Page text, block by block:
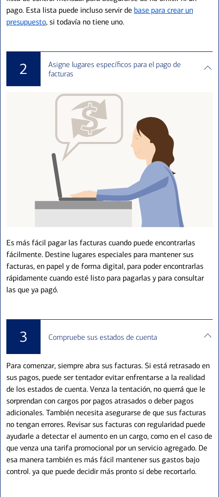
pago. Esta lista puede incluso servir de base para crear un
presupuesto, si todavía no tiene uno.
2
Asigne lugares específicos para el pago de
facturas
Es más fácil pagar las facturas cuando puede encontrarlas
fácilmente. Destine lugares especiales para mantener sus
facturas, en papel y de forma digital, para poder encontrarlas
rápidamente cuando esté listo para pagarlas y para consultar
las que ya pagó.
3 Compruebe sus estados de cuenta
Para comenzar, siempre abra sus facturas. Si está retrasado en
sus pagos, puede ser tentador evitar enfrentarse a la realidad
de los estados de cuenta. Venza la tentación, no querrá que le
sorprendan con cargos por pagos atrasados o deber pagos
adicionales. También necesita asegurarse de que sus facturas
no tengan errores. Revisar sus facturas con regularidad puede
ayudarle a detectar el aumento en un cargo, como en el caso de
que venza una tarifa promocional por un servicio agregado. De
esa manera también es más fácil mantener sus gastos bajo
control. ya que puede decidir más pronto si debe recortarlo.